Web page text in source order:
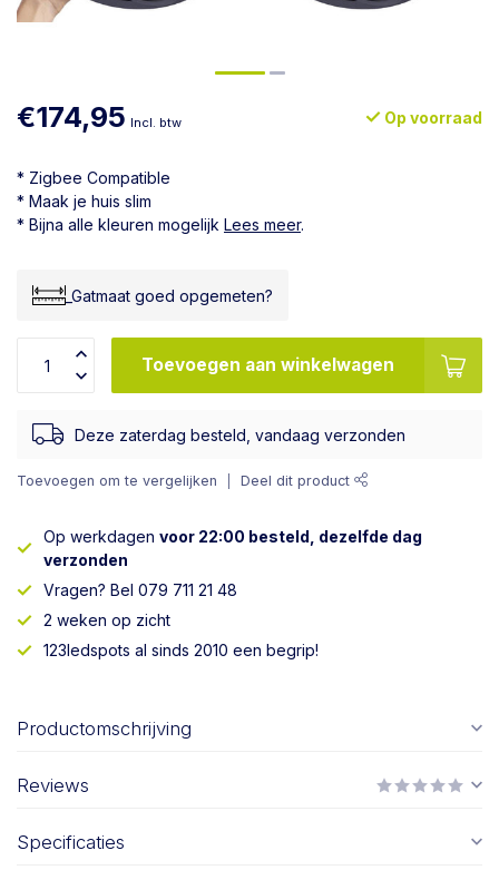
€174,95 Incl. btw Op voorraad
* Zigbee Compatible
* Maak je huis slim
* Bijna alle kleuren mogelijk Lees meer.
_Gatmaat goed opgemeten?
Toevoegen aan winkelwagen
Deze zaterdag besteld, vandaag verzonden
Toevoegen om te vergelijken Deel dit product
Op werkdagen voor 22:00 besteld, dezelfde dag
verzonden
Vragen? Bel 079 711 21 48
2 weken op zicht
123ledspots al sinds 2010 een begrip!
Productomschrijving
Reviews
Specificaties